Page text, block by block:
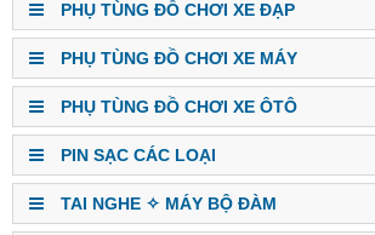
PHỤ TÙNG ĐỒ CHƠI XE ĐẠP
PHỤ TÙNG ĐỒ CHƠI XE MÁY
PHỤ TÙNG ĐỒ CHƠI XE ÔTÔ
PIN SẠC CÁC LOẠI
TAI NGHE ✧ MÁY BỘ ĐÀM